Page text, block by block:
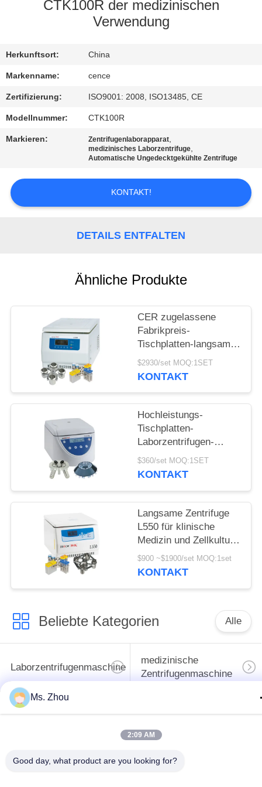
UNS
NEUIGKEITEN
RECHTSSACHEN
SITEMAP
CTK100R der medizinischen
Verwendung
Herkunftsort: China
Markenname: cence
Zertifizierung: ISO9001: 2008, ISO13485, CE
Modellnummer: CTK100R
Markieren: Zentrifugenlaborapparat,
medizinisches Laborzentrifuge,
Automatische Ungedecktgekühlte Zentrifuge
KONTAKT!
DETAILS ENTFALTEN
Ähnliche Produkte
CER zugelassene
Fabrikpreis-
Tischplatten-langsame
Zentrifuge mit der
großen Kapazität
$2930/set MOQ:1SET
KONTAKT
Hochleistungs-
Tischplatten-
Laborzentrifugen-
Maschine,
automatische
$360/set MOQ:1SET
KONTAKT
Langsame Zentrifuge
L550 für klinische
Medizin und Zellkultur-
Labor
$900 ~$1900/set MOQ:1set
KONTAKT
Beliebte Kategorien Alle
Laborzentrifugenmaschine
medizinische
Zentrifugenmaschine
PRP PRF-Zentrifuge
Bluttrennungszentrifuge Blutbank-Zentrifuge
Ms. Zhou
2:09 AM
Good day, what product are you looking for?